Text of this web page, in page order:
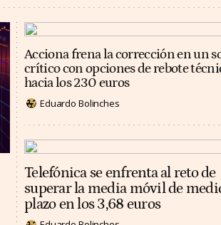
Acciona frena la corrección en un
crítico con opciones de rebote
hacia los 230 euros
Eduardo Bolinches
Telefónica se enfrenta al reto de
superar la media móvil de
plazo en los 3,68 euros